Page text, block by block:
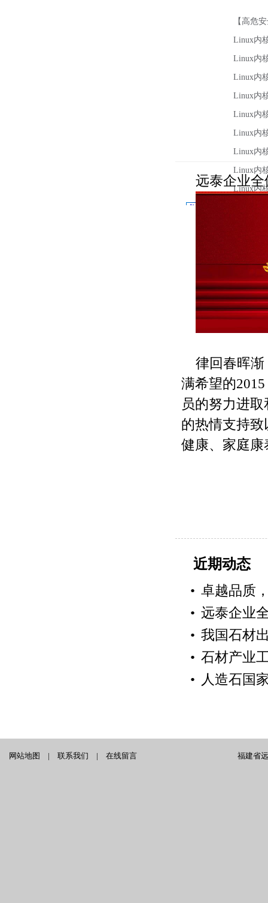
远泰企业
律回春晖
满希望的
员的努力进
的热情支持
健康、家庭
近期动态
• 卓越品质
• 远泰企业
• 我国石材
• 石材产业
• 人造石国
福建省
网站地图 | 联系我们 | 在线留言